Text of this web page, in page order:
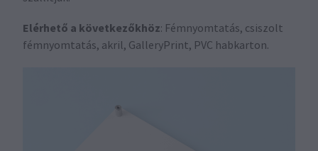
Elérhető a következőkhöz: Fémnyomtatás, csiszolt
fémnyomtatás, akril, GalleryPrint, PVC habkarton.